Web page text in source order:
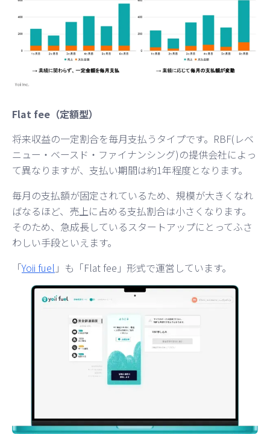
Flat fee（定額型）
将来収益の一定割合を毎月支払うタイプです。RBF(レベ
ニュー・ベースド・ファイナンシング)の提供会社によっ
て異なりますが、支払い期間は約1年程度となります。
毎月の支払額が固定されているため、規模が大きくなれ
ばなるほど、売上に占める支払割合は小さくなります。
そのため、急成長しているスタートアップにとってふさ
わしい手段といえます。
「Yoii fuel 」も「Flat fee」形式で運営しています。